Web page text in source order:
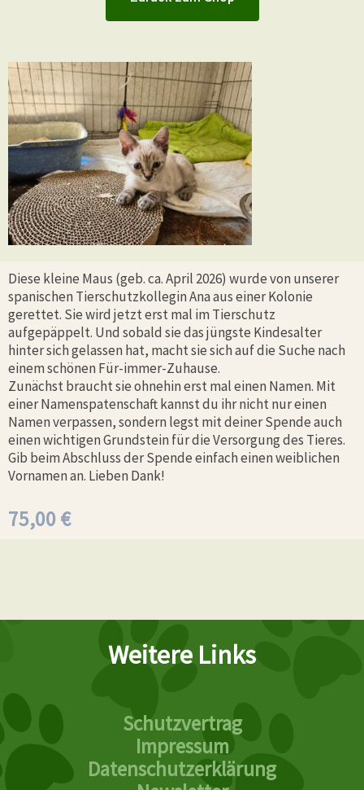
Diese kleine Maus (geb. ca. April 2026) wurde von unserer
spanischen Tierschutzkollegin Ana aus einer Kolonie
gerettet. Sie wird jetzt erst mal im Tierschutz
aufgepäppelt. Und sobald sie das jüngste Kindesalter
hinter sich gelassen hat, macht sie sich auf die Suche nach
einem schönen Für-immer-Zuhause.
Zunächst braucht sie ohnehin erst mal einen Namen. Mit
einer Namenspatenschaft kannst du ihr nicht nur einen
Namen verpassen, sondern legst mit deiner Spende auch
einen wichtigen Grundstein für die Versorgung des Tieres.
Gib beim Abschluss der Spende einfach einen weiblichen
Vornamen an. Lieben Dank!
75,00 €
Weitere Links
Schutzvertrag
Impressum
Datenschutzerklärung